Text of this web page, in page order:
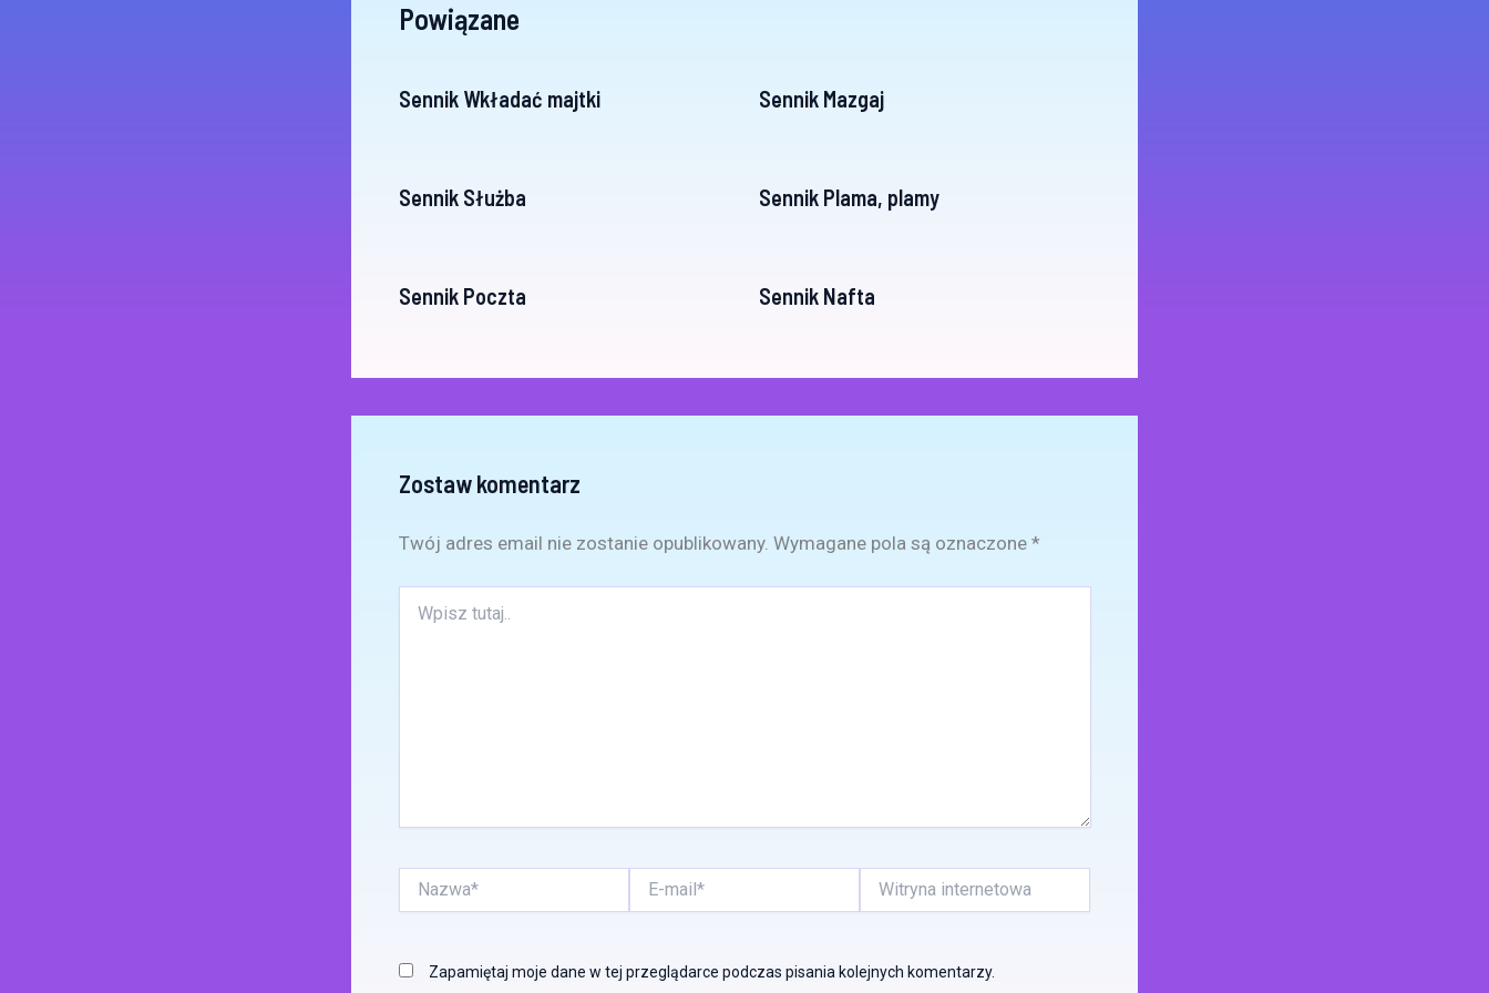
Powiązane
Sennik Wkładać majtki Sennik Mazgaj
Sennik Służba Sennik Plama, plamy
Sennik Poczta Sennik Nafta
Zostaw komentarz
Twój adres email nie zostanie opublikowany. Wymagane pola są oznaczone *
tutaj..
mail*
internetowa
Zapamiętaj moje dane w tej przeglądarce podczas pisania kolejnych komentarzy.